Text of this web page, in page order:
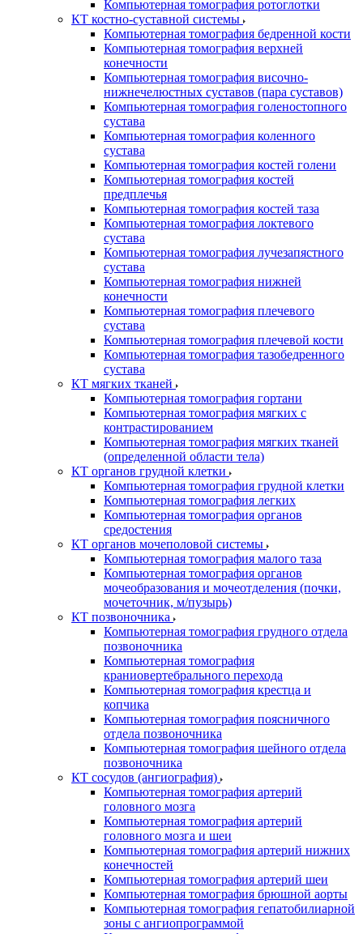
Компьютерная томография ротоглотки
КТ костно-суставной системы
Компьютерная томография бедренной кости
Компьютерная томография верхней
конечности
Компьютерная томография височно-
нижнечелюстных суставов (пара суставов)
Компьютерная томография голеностопного
сустава
Компьютерная томография коленного
сустава
Компьютерная томография костей голени
Компьютерная томография костей
предплечья
Компьютерная томография костей таза
Компьютерная томография локтевого
сустава
Компьютерная томография лучезапястного
сустава
Компьютерная томография нижней
конечности
Компьютерная томография плечевого
сустава
Компьютерная томография плечевой кости
Компьютерная томография тазобедренного
сустава
КТ мягких тканей
Компьютерная томография гортани
Компьютерная томография мягких с
контрастированием
Компьютерная томография мягких тканей
(определенной области тела)
КТ органов грудной клетки
Компьютерная томография грудной клетки
Компьютерная томография легких
Компьютерная томография органов
средостения
КТ органов мочеполовой системы
Компьютерная томография малого таза
Компьютерная томография органов
мочеобразования и мочеотделения (почки,
мочеточник, м/пузырь)
КТ позвоночника
Компьютерная томография грудного отдела
позвоночника
Компьютерная томография
краниовертебрального перехода
Компьютерная томография крестца и
копчика
Компьютерная томография поясничного
отдела позвоночника
Компьютерная томография шейного отдела
позвоночника
КТ сосудов (ангиография)
Компьютерная томография артерий
головного мозга
Компьютерная томография артерий
головного мозга и шеи
Компьютерная томография артерий нижних
конечностей
Компьютерная томография артерий шеи
Компьютерная томография брюшной аорты
Компьютерная томография гепатобилиарной
зоны с ангиопрограммой